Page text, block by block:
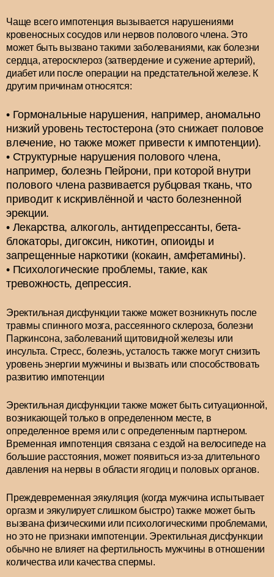
Чаще всего импотенция вызывается нарушениями
кровеносных сосудов или нервов полового члена. Это
может быть вызвано такими заболеваниями, как болезни
сердца, атеросклероз (затвердение и сужение артерий),
диабет или после операции на предстательной железе. К
другим причинам относятся:
Гормональные нарушения, например, аномально
низкий уровень тестостерона (это снижает половое
влечение, но также может привести к импотенции).
Структурные нарушения полового члена,
например, болезнь Пейрони, при которой внутри
полового члена развивается рубцовая ткань, что
приводит к искривлённой и часто болезненной
эрекции.
Лекарства, алкоголь, антидепрессанты, бета-
блокаторы, дигоксин, никотин, опиоиды и
запрещенные наркотики (кокаин, амфетамины).
Психологические проблемы, такие, как
тревожность, депрессия.
Эректильная дисфункции также может возникнуть после
травмы спинного мозга, рассеянного склероза, болезни
Паркинсона, заболеваний щитовидной железы или
инсульта. Стресс, болезнь, усталость также могут снизить
уровень энергии мужчины и вызвать или способствовать
развитию импотенции
Эректильная дисфункции также может быть ситуационной,
возникающей только в определенном месте, в
определенное время или с определенным партнером.
Временная импотенция связана с ездой на велосипеде на
большие расстояния, может появиться из-за длительного
давления на нервы в области ягодиц и половых органов.
Преждевременная эякуляция (когда мужчина испытывает
оргазм и эякулирует слишком быстро) также может быть
вызвана физическими или психологическими проблемами,
но это не признаки импотенции. Эректильная дисфункции
обычно не влияет на фертильность мужчины в отношении
количества или качества спермы.